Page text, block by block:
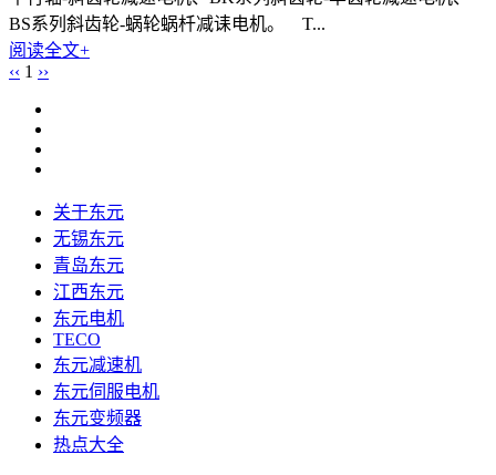
BS系列斜齿轮-蜗轮蜗杄减诔电机。 T...
阅读全文+
‹‹ 1 ››
关于东元
无锡东元
青岛东元
江西东元
东元电机
TECO
东元减速机
东元伺服电机
东元变频器
热点大全